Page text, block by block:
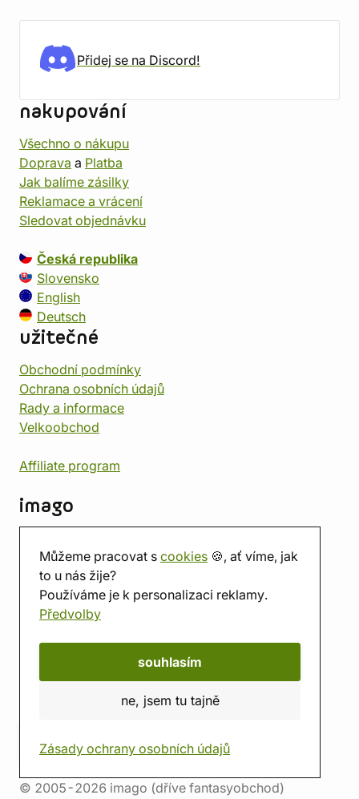
Můžeme pracovat s cookies 🍪, ať víme, jak
to u nás žije?
Používáme je k personalizaci reklamy.
Předvolby
souhlasím
ne, jsem tu tajně
Zásady ochrany osobních údajů
Přidej se na Discord!
nakupování
Všechno o nákupu
Doprava a Platba
Jak balíme zásilky
Reklamace a vrácení
Sledovat objednávku
Česká republika
Slovensko
English
Deutsch
užitečné
Obchodní podmínky
Ochrana osobních údajů
Rady a informace
Velkoobchod
Affiliate program
imago
Prodejna
Herna
O nás
Hodnocení obchodu
© 2005-2026 imago (dříve fantasyobchod)